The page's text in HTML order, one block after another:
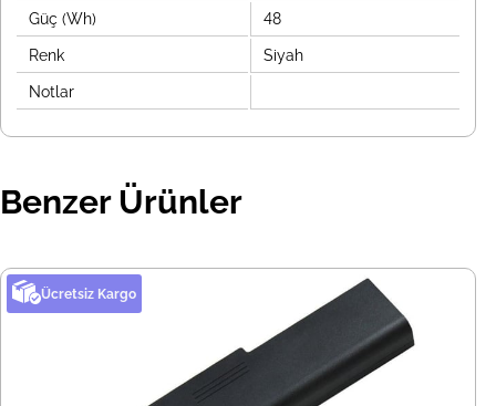
Güç (Wh) 48
Renk Siyah
Notlar
Benzer Ürünler
Ücretsiz Kargo